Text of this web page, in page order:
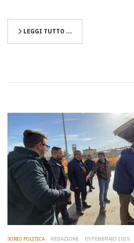
LEGGI TUTTO …
JONIO POLITICA REDAZIONE 05 FEBBRAIO 2025